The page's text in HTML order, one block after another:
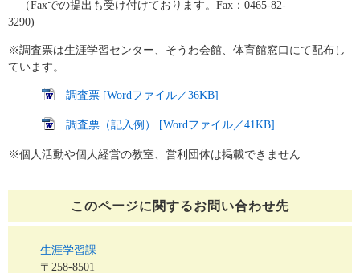
（Faxでの提出も受け付けております。Fax：0465-82-
3290)
※調査票は生涯学習センター、そうわ会館、体育館窓口にて配布し
ています。
調査票 [Wordファイル／36KB]
調査票（記入例） [Wordファイル／41KB]
※個人活動や個人経営の教室、営利団体は掲載できません
このページに関するお問い合わせ先
生涯学習課
〒258-8501